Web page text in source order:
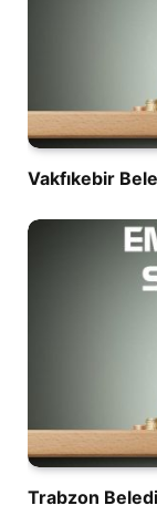
Vakfıkebir
Trabzon